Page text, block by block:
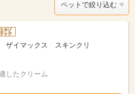
ペットで絞り込む
ザイマックス スキンクリ
したクリーム